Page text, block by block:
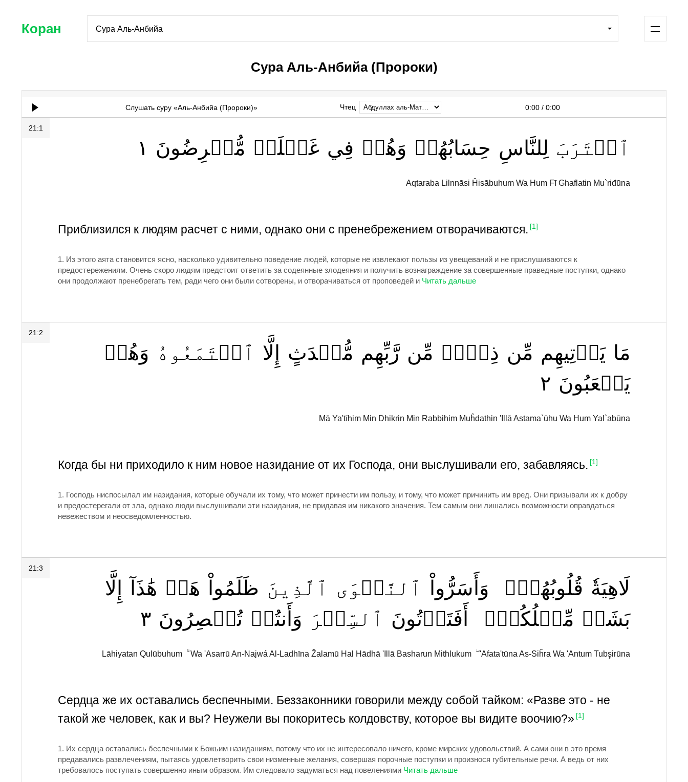
Коран Сура Аль-Анбийа
Сура Аль-Анбийа (Пророки)
Слушать суру «Аль-Анбийа (Пророки)» Чтец 0:00 / 0:00
21:1
ٱقۡتَرَبَ لِلنَّاسِ حِسَابُهُمۡ وَهُمۡ فِي غَفۡلَةٖ مُّعۡرِضُونَ ١
Aqtaraba Lilnnāsi Ĥisābuhum Wa Hum Fī Ghaflatin Mu`riđūna
Приблизился к людям расчет с ними, однако они с пренебрежением отворачиваются. [1]
1. Из этого аята становится ясно, насколько удивительно поведение людей, которые не извлекают пользы из увещеваний и не прислушиваются к
предостережениям. Очень скоро людям предстоит ответить за содеянные злодеяния и получить вознаграждение за совершенные праведные поступки, однако
они продолжают пренебрегать тем, ради чего они были сотворены, и отворачиваться от проповедей и
21:2
مَا يَأۡتِيهِم مِّن ذِكۡرٖ مِّن رَّبِّهِم مُّحۡدَثٍ إِلَّا ٱسۡتَمَعُوهُ وَهُمۡ
يَلۡعَبُونَ ٢
Mā Ya'tīhim Min Dhikrin Min Rabbihim Muĥdathin 'Illā Astama`ūhu Wa Hum Yal`abūna
Когда бы ни приходило к ним новое назидание от их Господа, они выслушивали его, забавляясь. [1]
1. Господь ниспосылал им назидания, которые обучали их тому, что может принести им пользу, и тому, что может причинить им вред. Они призывали их к добру
и предостерегали от зла, однако люди выслушивали эти назидания, не придавая им никакого значения. Тем самым они лишались возможности оправдаться
невежеством и неосведомленностью.
21:3
لَاهِيَةٗ قُلُوبُهُمۡۗ وَأَسَرُّواْ ٱلنَّجۡوَى ٱلَّذِينَ ظَلَمُواْ هَلۡ هَٰذَآ
إِلَّا
بَشَرٞ مِّثۡلُكُمۡۖ أَفَتَأۡتُونَ ٱلسِّحۡرَ وَأَنتُمۡ تُبۡصِرُونَ ٣
Lāhiyatan Qulūbuhum ۗ Wa 'Asarrū An-Najwá Al-Ladhīna Žalamū Hal Hādhā 'Illā Basharun Mithlukum ۖ 'Afata'tūna As-Siĥra Wa 'Antum Tubşirūna
Сердца же их оставались беспечными. Беззаконники говорили между собой тайком: «Разве это - не
такой же человек, как и вы? Неужели вы покоритесь колдовству, которое вы видите воочию?» [1]
1. Их сердца оставались беспечными к Божьим назиданиям, потому что их не интересовало ничего, кроме мирских удовольствий. А сами они в это время
предавались развлечениям, пытаясь удовлетворить свои низменные желания, совершая порочные поступки и произнося губительные речи. А ведь от них
требовалось поступать совершенно иным образом. Им следовало задуматься над повелениями